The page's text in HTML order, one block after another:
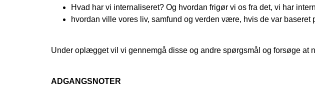
Hvad har vi internaliseret? Og hvordan frigør vi os fra det, vi har
hvordan ville vores liv, samfund og verden være, hvis de var baseret
Under oplægget vil vi gennemgå disse og andre spørgsmål og forsøge at
ADGANGSNOTER